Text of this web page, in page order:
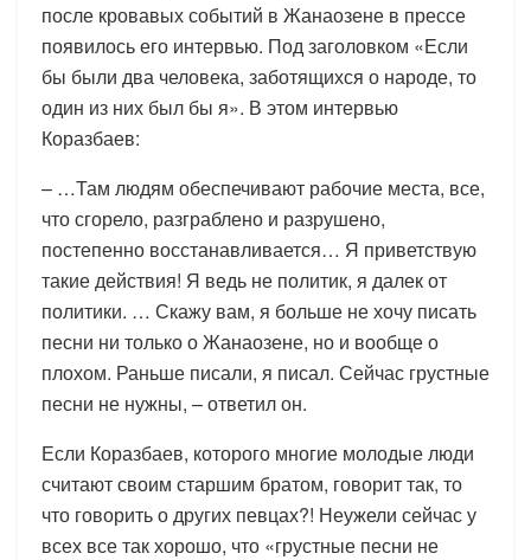
после кровавых событий в Жанаозене в прессе
появилось его интервью. Под заголовком «Если
бы были два человека, заботящихся о народе, то
один из них был бы я». В этом интервью
Коразбаев:
– …Там людям обеспечивают рабочие места, все,
что сгорело, разграблено и разрушено,
постепенно восстанавливается… Я приветствую
такие действия! Я ведь не политик, я далек от
политики. … Скажу вам, я больше не хочу писать
песни ни только о Жанаозене, но и вообще о
плохом. Раньше писали, я писал. Сейчас грустные
песни не нужны, – ответил он.
Если Коразбаев, которого многие молодые люди
считают своим старшим братом, говорит так, то
что говорить о других певцах?! Неужели сейчас у
всех все так хорошо, что «грустные песни не